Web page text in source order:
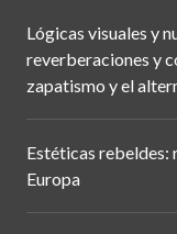
Lógicas visuales y
reverberaciones y
zapatismo y el
Estéticas rebeldes:
Europa